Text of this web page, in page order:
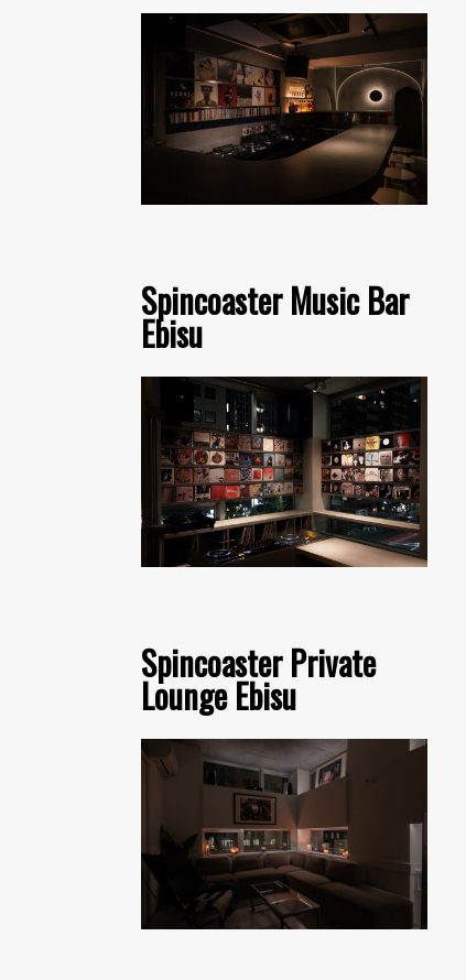
Spincoaster Music Bar
Ebisu
Spincoaster Private
Lounge Ebisu